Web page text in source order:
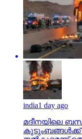
india1 day ago
മദീനയിലെ